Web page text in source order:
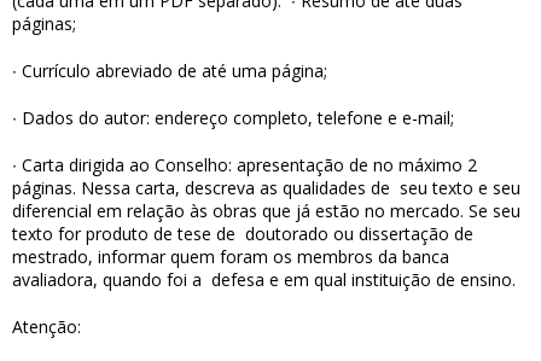
páginas;
∙ Currículo abreviado de até uma página;
∙ Dados do autor: endereço completo, telefone e e-mail;
∙ Carta dirigida ao Conselho: apresentação de no máximo 2
páginas. Nessa carta, descreva as qualidades de seu texto e seu
diferencial em relação às obras que já estão no mercado. Se seu
texto for produto de tese de doutorado ou dissertação de
mestrado, informar quem foram os membros da banca
avaliadora, quando foi a defesa e em qual instituição de ensino.
Atenção: